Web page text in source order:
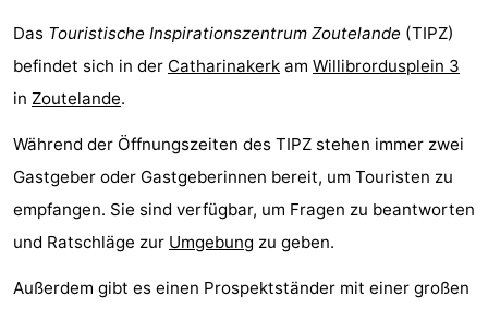
Das Touristische Inspirationszentrum Zoutelande (TIPZ)
befindet sich in der Catharinakerk am Willibrordusplein 3
in Zoutelande.
Während der Öffnungszeiten des TIPZ stehen immer zwei
Gastgeber oder Gastgeberinnen bereit, um Touristen zu
empfangen. Sie sind verfügbar, um Fragen zu beantworten
und Ratschläge zur Umgebung zu geben.
Außerdem gibt es einen Prospektständer mit einer großen